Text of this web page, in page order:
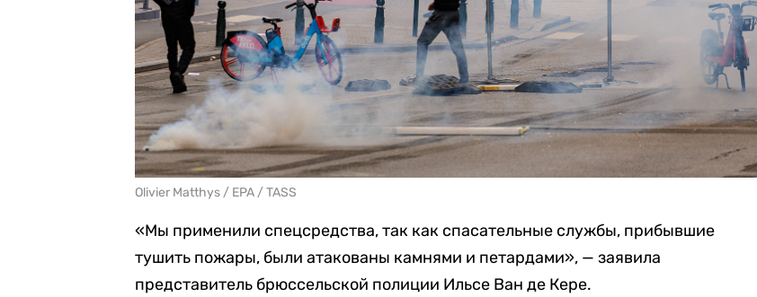
Olivier Matthys / EPA / TASS
«Мы применили спецсредства, так как спасательные службы, прибывшие
тушить пожары, были атакованы камнями и петардами», — заявила
представитель брюссельской полиции Ильсе Ван де Кере.